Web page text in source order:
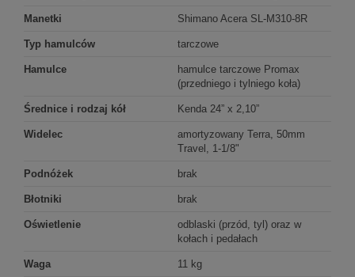
Manetki Shimano Acera SL-M310-8R
Typ hamulców tarczowe
Hamulce
hamulce tarczowe Promax
(przedniego i tylniego koła)
Średnice i rodzaj kół Kenda 24” x 2,10”
Widelec
amortyzowany Terra, 50mm
Travel, 1-1/8"
Podnóżek brak
Błotniki brak
Oświetlenie
odblaski (przód, tyl) oraz w
kołach i pedałach
Waga 11 kg